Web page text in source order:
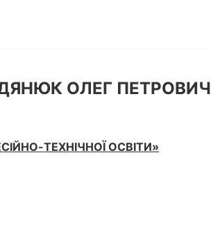
ОЛЕГ ПЕТРОВИЧ
ТЕХНІЧНОЇ ОСВІТИ»